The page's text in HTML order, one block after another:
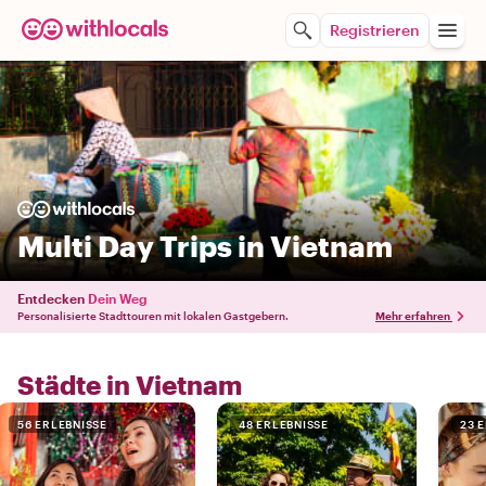
Registrieren
Multi Day Trips in Vietnam
Entdecken Dein Weg
Personalisierte Stadttouren mit lokalen Gastgebern. Mehr erfahren
Städte in Vietnam
56 ERLEBNISSE 48 ERLEBNISSE 23